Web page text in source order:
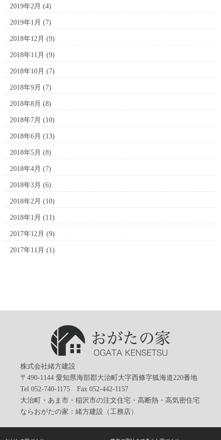
2019年2月 (4)
2019年1月 (7)
2018年12月 (9)
2018年11月 (9)
2018年10月 (7)
2018年9月 (7)
2018年8月 (8)
2018年7月 (10)
2018年6月 (13)
2018年5月 (8)
2018年4月 (7)
2018年3月 (6)
2018年2月 (10)
2018年1月 (11)
2017年12月 (9)
2017年11月 (1)
株式会社緒方建設
〒490-1144 愛知県海部郡大治町大字西條字狐海道220番地
Tel 052-740-1175 Fax 052-442-1157
大治町・あま市・稲沢市の注文住宅・高断熱・高気密住宅
ならおがたの家：緒方建設（工務店）